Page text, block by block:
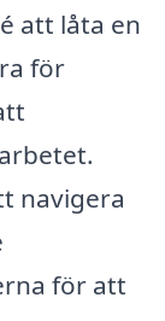
att låta en
för
navigera
för att